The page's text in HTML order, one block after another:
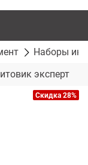
Наборы
эксперт
Скидка 28%